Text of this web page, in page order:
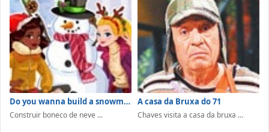
Do you wanna build a snowman
Construir boneco de neve ...
A casa da Bruxa do 71
Chaves visita a casa da bruxa ...